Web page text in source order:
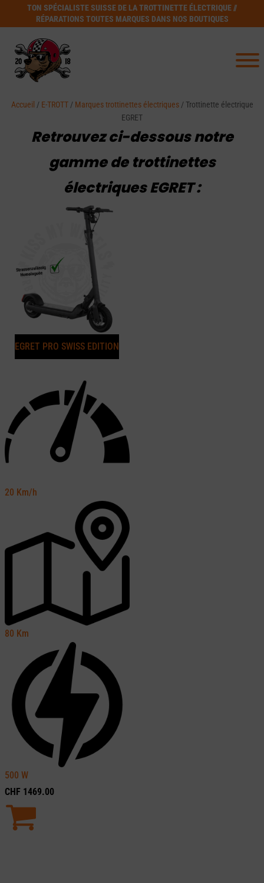
TON SPÉCIALISTE SUISSE DE LA TROTTINETTE ÉLECTRIQUE //
RÉPARATIONS TOUTES MARQUES DANS NOS BOUTIQUES
Accueil / E-TROTT/ Marques trottinettes électriques/ Trottinette électrique
EGRET
Retrouvez ci-dessous notre
gamme de trottinettes
électriques EGRET :
EGRET PRO SWISS EDITION
20 Km/h
80 Km
500 W
CHF 1469.00